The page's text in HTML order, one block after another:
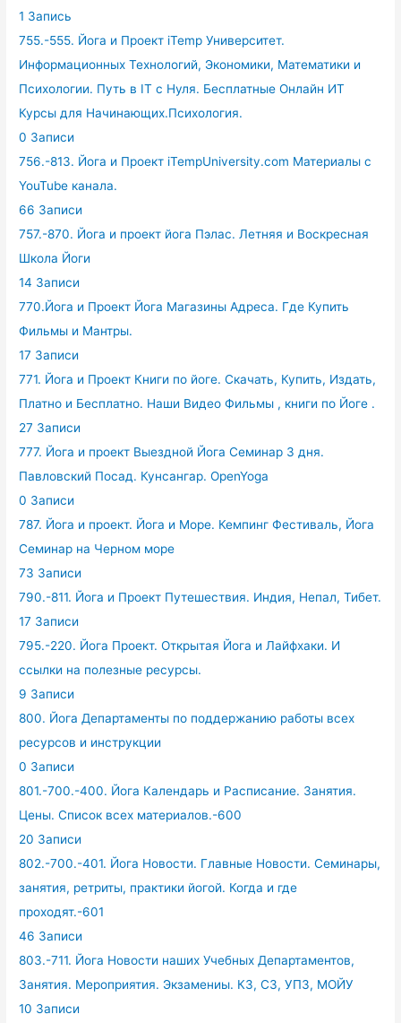
1 Запись
755.-555. Йога и Проект iTemp Университет.
Информационных Технологий, Экономики, Математики и
Психологии. Путь в IT с Нуля. Бесплатные Онлайн ИТ
Курсы для Начинающих.Психология.
0 Записи
756.-813. Йога и Проект iTempUniversity.com Материалы с
YouTube канала.
66 Записи
757.-870. Йога и проект йога Пэлас. Летняя и Воскресная
Школа Йоги
14 Записи
770.Йога и Проект Йога Магазины Адреса. Где Купить
Фильмы и Мантры.
17 Записи
771. Йога и Проект Книги по йоге. Скачать, Купить, Издать,
Платно и Бесплатно. Наши Видео Фильмы , книги по Йоге .
27 Записи
777. Йога и проект Выездной Йога Семинар 3 дня.
Павловский Посад. Кунсангар. OpenYoga
0 Записи
787. Йога и проект. Йога и Море. Кемпинг Фестиваль, Йога
Семинар на Черном море
73 Записи
790.-811. Йога и Проект Путешествия. Индия, Непал, Тибет.
17 Записи
795.-220. Йога Проект. Открытая Йога и Лайфхаки. И
ссылки на полезные ресурсы.
9 Записи
800. Йога Департаменты по поддержанию работы всех
ресурсов и инструкции
0 Записи
801.-700.-400. Йога Календарь и Расписание. Занятия.
Цены. Список всех материалов.-600
20 Записи
802.-700.-401. Йога Новости. Главные Новости. Семинары,
занятия, ретриты, практики йогой. Когда и где
проходят.-601
46 Записи
803.-711. Йога Новости наших Учебных Департаментов,
Занятия. Мероприятия. Экзамениы. КЗ, СЗ, УПЗ, МОЙУ
10 Записи